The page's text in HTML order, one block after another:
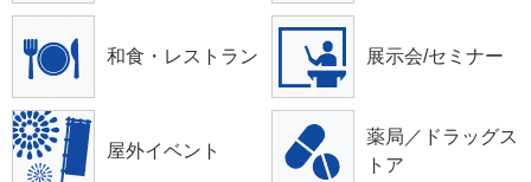
和食・レストラン 展示会/セミナー
屋外イベント
薬局／ドラッグス
トア